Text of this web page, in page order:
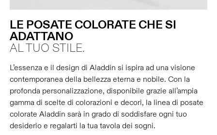
LE POSATE COLORATE CHE SI
ADATTANO
AL TUO STILE.
L’essenza e il design di Aladdin si ispira ad una visione
contemporanea della bellezza eterna e nobile. Con la
profonda personalizzazione, disponibile grazie all’ampia
gamma di scelte di colorazioni e decori, la linea di posate
colorate Aladdin sarà in grado di soddisfare ogni tuo
desiderio e regalarti la tua tavola dei sogni.